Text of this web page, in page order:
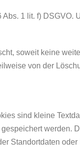
1 lit. f)
soweit keine
von der
sind kleine
Standortdaten